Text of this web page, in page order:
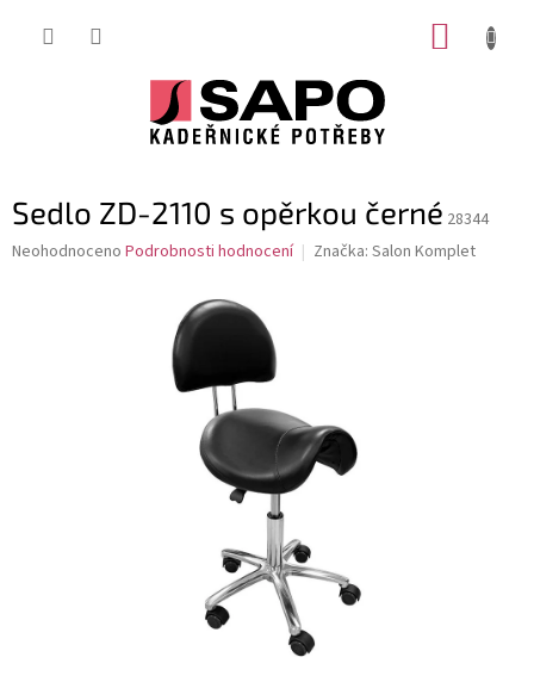
Sedlo ZD-2110 s opěrkou černé 28344
Průměrné
Neohodnoceno Podrobnosti hodnocení Značka: Salon Komplet